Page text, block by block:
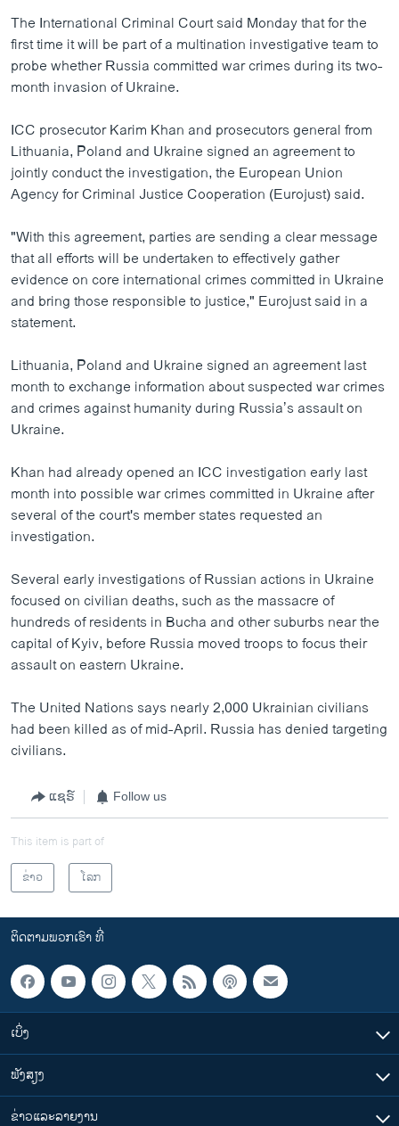
The International Criminal Court said Monday that for the
first time it will be part of a multination investigative team to
probe whether Russia committed war crimes during its two-
month invasion of Ukraine.
ICC prosecutor Karim Khan and prosecutors general from
Lithuania, Poland and Ukraine signed an agreement to
jointly conduct the investigation, the European Union
Agency for Criminal Justice Cooperation (Eurojust) said.
"With this agreement, parties are sending a clear message
that all efforts will be undertaken to effectively gather
evidence on core international crimes committed in Ukraine
and bring those responsible to justice," Eurojust said in a
statement.
Lithuania, Poland and Ukraine signed an agreement last
month to exchange information about suspected war crimes
and crimes against humanity during Russia’s assault on
Ukraine.
Khan had already opened an ICC investigation early last
month into possible war crimes committed in Ukraine after
several of the court's member states requested an
investigation.
Several early investigations of Russian actions in Ukraine
focused on civilian deaths, such as the massacre of
hundreds of residents in Bucha and other suburbs near the
capital of Kyiv, before Russia moved troops to focus their
assault on eastern Ukraine.
The United Nations says nearly 2,000 Ukrainian civilians
had been killed as of mid-April. Russia has denied targeting
civilians.
ແຊຣ໌ Follow us
This item is part of
ຂ່າວ
ໂລກ
ຕິດຕາມພວກເຮົາ ທີ່
ເບິ່ງ
ຟັງສຽງ
ຂ່າວແລະລາຍງານ